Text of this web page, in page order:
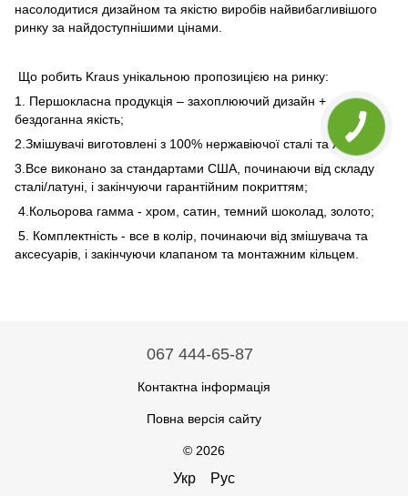
насолодитися дизайном та якістю виробів найвибагливішого
ринку за найдоступнішими цінами.
Що робить Kraus унікальною пропозицією на ринку:
1. Першокласна продукція – захоплюючий дизайн +
бездоганна якість;
2.Змішувачі виготовлені з 100% нержавіючої сталі та латуні;
3.Все виконано за стандартами США, починаючи від складу
сталі/латуні, і закінчуючи гарантійним покриттям;
4.Кольорова гамма - хром, сатин, темний шоколад, золото;
5. Комплектність - все в колір, починаючи від змішувача та
аксесуарів, і закінчуючи клапаном та монтажним кільцем.
067 444-65-87
Контактна інформація
Повна версія сайту
© 2026
Укр Рус